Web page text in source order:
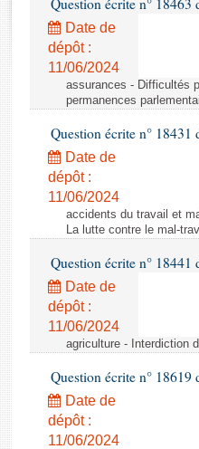
Rapports d'enquête
Rapports législatifs
Rapports sur l'application des
Baromètre de l’application
Budget et sécurité sociale
Questions écrites et orales
Comptes rendus des débats
Question écrite n°
Date de
dépôt :
11/06/2024
assurances - Difficultés
permanences
Question écrite n°
Date de
dépôt :
11/06/2024
accidents du travail et
La lutte contre le mal-
Question écrite n°
Date de
dépôt :
11/06/2024
agriculture - Interdiction
Question écrite n°
Date de
dépôt :
11/06/2024